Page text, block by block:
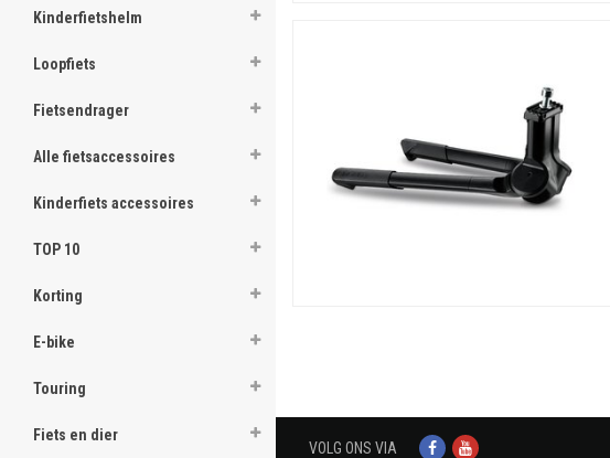
Kinderfietshelm
Loopfiets
Fietsendrager
Alle fietsaccessoires
Kinderfiets accessoires
TOP 10
Korting
E-bike
Touring
Fiets en dier
VOLG ONS VIA